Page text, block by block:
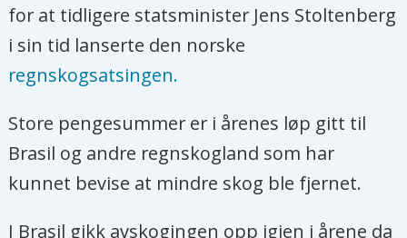
om lag en firedel av alle verdens
landlevende arter.
Regnskogen har i mange år vært
utsatt for avskoging. Det anslås at
17 prosent av den opprinnelige
regnskogen er borte.
Kilder: Britannica, Science News, Scientific
for at tidligere statsminister Jens Stoltenberg
i sin tid lanserte den norske
regnskogsatsingen.
Store pengesummer er i årenes løp gitt til
Brasil og andre regnskogland som har
kunnet bevise at mindre skog ble fjernet.
I Brasil gikk avskogingen opp igjen i årene da